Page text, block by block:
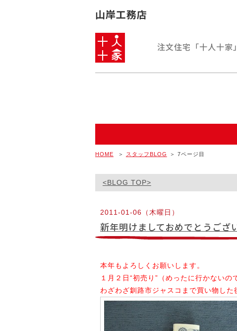
山岸工務店
注文住宅 「十人十家」
HOME ＞ スタッフBLOG ＞ 7ページ目
<BLOG TOP>
2011-01-06（木曜日）
新年明けましておめでとうござ
本年もよろしくお願いします。
１月２日“初売り”（めったに行かないの
わざわざ釧路市ジャスコまで買い物した